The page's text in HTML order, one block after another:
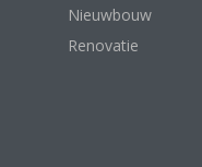
Nieuwbouw
Renovatie